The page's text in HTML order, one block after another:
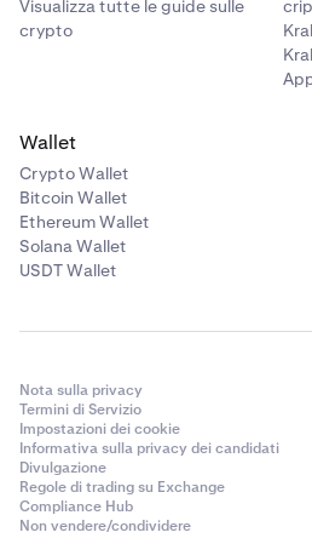
Visualizza tutte le guide sulle
crypto
Wallet
Crypto Wallet
Bitcoin Wallet
Ethereum Wallet
Solana Wallet
USDT Wallet
Nota sulla privacy
Termini di Servizio
Impostazioni dei cookie
Informativa sulla privacy dei candidati
Divulgazione
Regole di trading su Exchange
Compliance Hub
Non vendere/condividere